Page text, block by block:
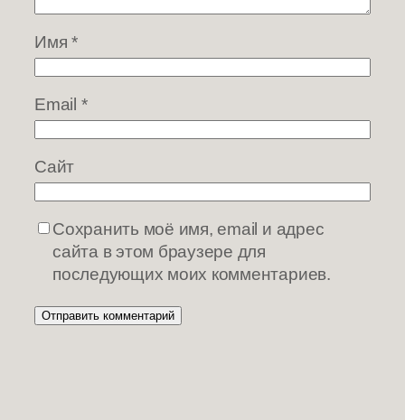
Имя*
Email *
Сайт
Сохранить моё имя, email и адрес
сайта в этом браузере для
последующих моих комментариев.